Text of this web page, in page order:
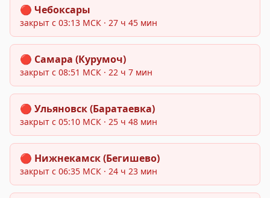
🔴 Закрыт:
Чебоксары
закрыт с 03:13 МСК · 27 ч 45 мин
🔴 Закрыт:
Самара (Курумоч)
закрыт с 08:51 МСК · 22 ч 7 мин
🔴 Закрыт:
Ульяновск (Баратаевка)
закрыт с 05:10 МСК · 25 ч 48 мин
🔴 Закрыт:
Нижнекамск (Бегишево)
закрыт с 06:35 МСК · 24 ч 23 мин